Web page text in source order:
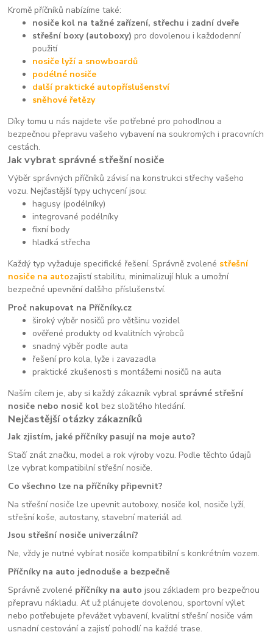
Kromě příčníků nabízíme také:
nosiče kol na tažné zařízení, střechu i zadní dveře
střešní boxy (autoboxy) pro dovolenou i každodenní
použití
nosiče lyží a snowboardů
podélné nosiče
další praktické autopříslušenství
sněhové řetězy
Díky tomu u nás najdete vše potřebné pro pohodlnou a
bezpečnou přepravu vašeho vybavení na soukromých i pracovních
cestách.
Jak vybrat správné střešní nosiče
Výběr správných příčníků závisí na konstrukci střechy vašeho
vozu. Nejčastější typy uchycení jsou:
hagusy (podélníky)
integrované podélníky
fixní body
hladká střecha
Každý typ vyžaduje specifické řešení. Správně zvolené střešní
nosiče na autozajistí stabilitu, minimalizují hluk a umožní
bezpečné upevnění dalšího příslušenství.
Proč nakupovat na Příčníky.cz
široký výběr nosičů pro většinu vozidel
ověřené produkty od kvalitních výrobců
snadný výběr podle auta
řešení pro kola, lyže i zavazadla
praktické zkušenosti s montážemi nosičů na auta
Naším cílem je, aby si každý zákazník vybral správné střešní
nosiče nebo nosič kol bez složitého hledání.
Nejčastější otázky zákazníků
Jak zjistím, jaké příčníky pasují na moje auto?
Stačí znát značku, model a rok výroby vozu. Podle těchto údajů
lze vybrat kompatibilní střešní nosiče.
Co všechno lze na příčníky připevnit?
Na střešní nosiče lze upevnit autoboxy, nosiče kol, nosiče lyží,
střešní koše, autostany, stavební materiál ad.
Jsou střešní nosiče univerzální?
Ne, vždy je nutné vybírat nosiče kompatibilní s konkrétním vozem.
Příčníky na auto jednoduše a bezpečně
Správně zvolené příčníky na auto jsou základem pro bezpečnou
přepravu nákladu. Ať už plánujete dovolenou, sportovní výlet
nebo potřebujete převážet vybavení, kvalitní střešní nosiče vám
usnadní cestování a zajistí pohodlí na každé trase.